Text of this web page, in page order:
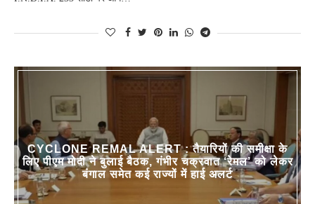
CYCLONE REMAL ALERT : तैयारियों की समीक्षा के
लिए पीएम मोदी ने बुलाई बैठक, गंभीर चक्रवात ‘रेमल’ को लेकर
बंगाल समेत कई राज्यों में हाई अलर्ट